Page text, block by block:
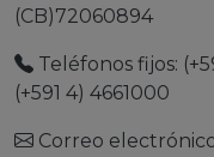
(CB)72060894
Teléfonos fijos:
(+591 4) 4661000
Correo